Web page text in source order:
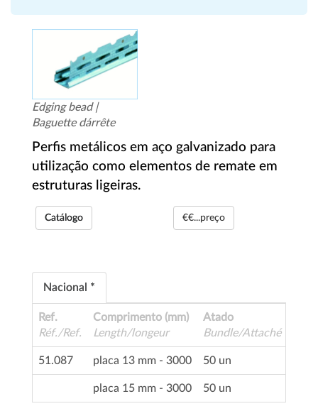
Edging bead |
Baguette dárrête
Perfis metálicos em aço galvanizado para
utilização como elementos de remate em
estruturas ligeiras.
Catálogo €€...preço
Nacional *
Ref.
Réf./Ref.
Comprimento (mm)
Length/longeur
Atado
Bundle/Attaché
51.087 placa 13 mm - 3000 50 un
placa 15 mm - 3000 50 un